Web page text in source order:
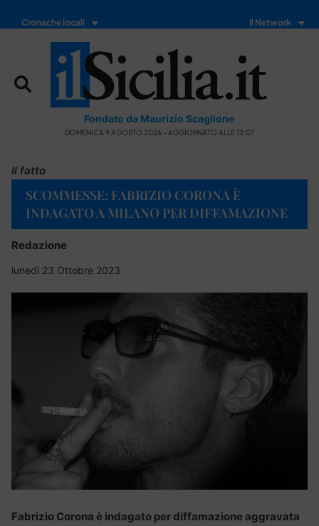
Cronache locali Il Network
Fondato da Maurizio Scaglione
DOMENICA 9 AGOSTO 2026 - AGGIORNATO ALLE 12:07
Il fatto
SCOMMESSE: FABRIZIO CORONA È
INDAGATO A MILANO PER DIFFAMAZIONE
Redazione
lunedì 23 Ottobre 2023
Fabrizio Corona è indagato per diffamazione aggravata